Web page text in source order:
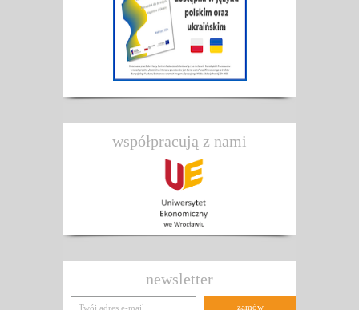
współpracują z nami
newsletter